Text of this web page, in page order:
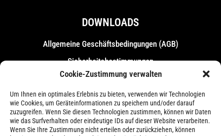
Cookie-Zustimmung verwalten
Um Ihnen ein optimales Erlebnis zu bieten, verwenden wir Technologien
wie Cookies, um Geräteinformationen zu speichern und/oder darauf
zuzugreifen. Wenn Sie diesen Technologien zustimmen, können wir Daten
wie das Surfverhalten oder eindeutige IDs auf dieser Website verarbeiten.
Wenn Sie Ihre Zustimmung nicht erteilen oder zurückziehen, können
DOWNLOADS
Allgemeine Geschäfts­bedingungen (AGB)
Sicherheitsbestimmungen
Messebestimmungen